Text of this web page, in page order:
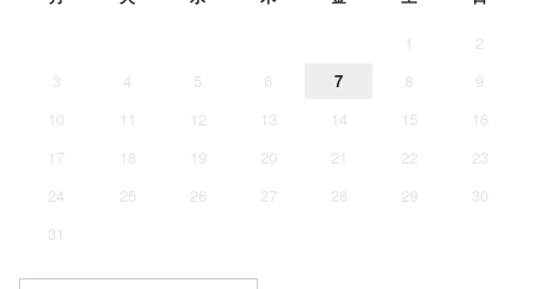
1
2
3
4 5 6 7 8
9
10
11 12 13 14 15
16
17
18 19 20 21 22
23
24
25 26 27 28 29
30
31